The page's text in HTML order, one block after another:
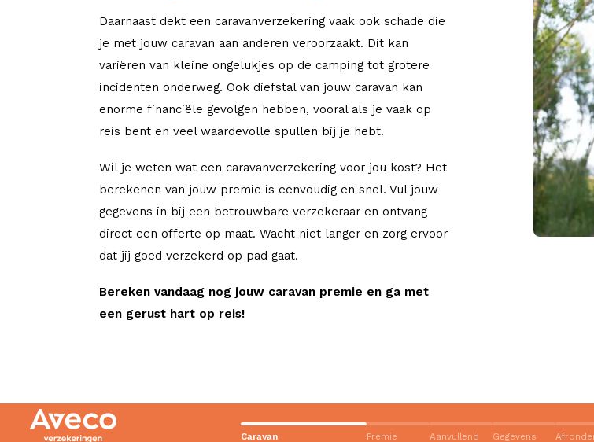
Daarnaast dekt een caravanverzekering vaak ook schade die
je met jouw caravan aan anderen veroorzaakt. Dit kan
variëren van kleine ongelukjes op de camping tot grotere
incidenten onderweg. Ook diefstal van jouw caravan kan
enorme financiële gevolgen hebben, vooral als je vaak op
reis bent en veel waardevolle spullen bij je hebt.
Wil je weten wat een caravanverzekering voor jou kost? Het
berekenen van jouw premie is eenvoudig en snel. Vul jouw
gegevens in bij een betrouwbare verzekeraar en ontvang
direct een offerte op maat. Wacht niet langer en zorg ervoor
dat jij goed verzekerd op pad gaat.
Bereken vandaag nog jouw caravan premie en ga met
een gerust hart op reis!
Caravan Premie Aanvullend Gegevens